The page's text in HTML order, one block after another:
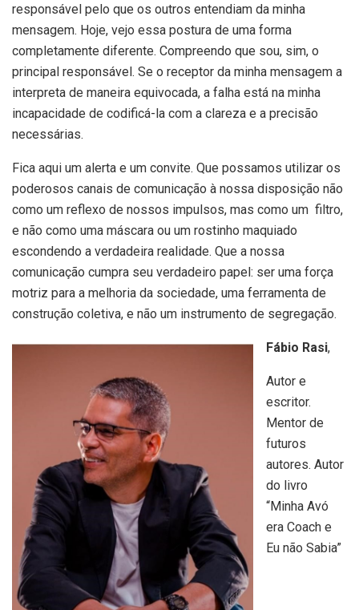
responsável pelo que os outros entendiam da minha
mensagem. Hoje, vejo essa postura de uma forma
completamente diferente. Compreendo que sou, sim, o
principal responsável. Se o receptor da minha mensagem a
interpreta de maneira equivocada, a falha está na minha
incapacidade de codificá-la com a clareza e a precisão
necessárias.
Fica aqui um alerta e um convite. Que possamos utilizar os
poderosos canais de comunicação à nossa disposição não
como um reflexo de nossos impulsos, mas como um filtro,
e não como uma máscara ou um rostinho maquiado
escondendo a verdadeira realidade. Que a nossa
comunicação cumpra seu verdadeiro papel: ser uma força
motriz para a melhoria da sociedade, uma ferramenta de
construção coletiva, e não um instrumento de segregação.
Fábio Rasi,
Autor e
escritor.
Mentor de
futuros
autores. Autor
do livro
“Minha Avó
era Coach e
Eu não Sabia”